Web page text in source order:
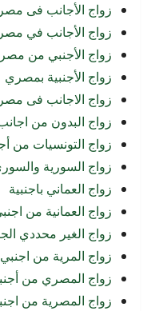
زواج الأجانب فى مصر
زواج الأجانب في مصر
زواج الأجنبي من
زواج الأجنبية بمصري
زواج الاجانب فى مصر
زواج البدون من
زواج التونسيات من
زواج السورية
زواج العماني باجنبية
زواج العمانية من
زواج الغير محددي
زواج المرية من اجنبي
زواج المصري من
زواج المصرية من